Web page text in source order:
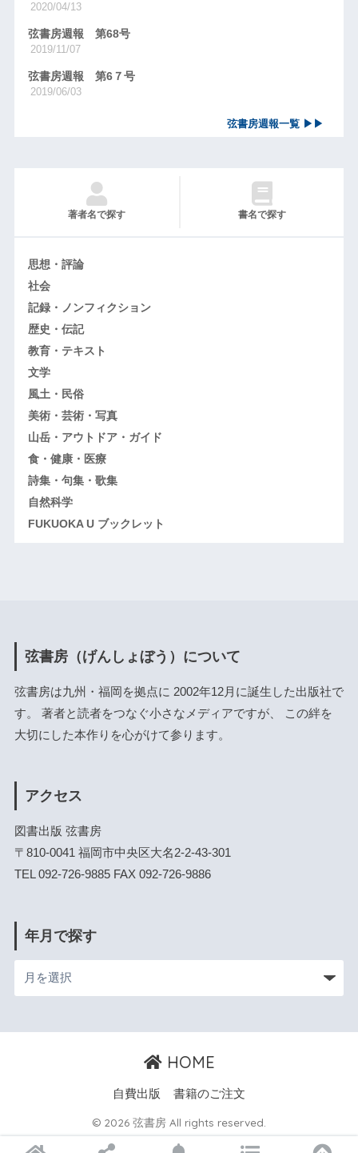
2020/04/13
弦書房週報 第68号
2019/11/07
弦書房週報 第6７号
2019/06/03
弦書房週報一覧 ▶▶
著者名で探す 書名で探す
思想・評論
社会
記録・ノンフィクション
歴史・伝記
教育・テキスト
文学
風土・民俗
美術・芸術・写真
山岳・アウトドア・ガイド
食・健康・医療
詩集・句集・歌集
自然科学
FUKUOKA U ブックレット
弦書房（げんしょぼう）について
弦書房は九州・福岡を拠点に 2002年12月に誕生した出版社で
す。 著者と読者をつなぐ小さなメディアですが、 この絆を
大切にした本作りを心がけて参ります。
アクセス
図書出版 弦書房
〒810-0041 福岡市中央区大名2-2-43-301
TEL 092-726-9885 FAX 092-726-9886
年月で探す
HOME
自費出版 書籍のご注文
© 2026 弦書房 All rights reserved.